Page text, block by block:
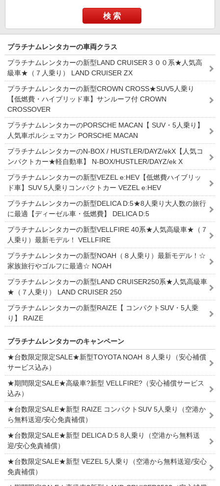
検 索
プラチナムレンタカーの車両クラス
プラチナムレンタカーの新型LAND CRUISER３００系★人気高
級車★（７人乗り） LAND CRUISER ZX
プラチナムレンタカーの新型CROWN CROSS★SUV5人乗り
【低燃費・ハイブリッド車】サンルーフ付 CROWN
CROSSOVER
プラチナムレンタカーのPORSCHE MACAN【 SUV・5人乗り】
人気車ポルシェマカン PORSCHE MACAN
プラチナムレンタカーのN-BOX / HUSTLER/DAYZ/ekX【人気コ
ンパクトカー★軽自動車】 N-BOX/HUSTLER/DAYZ/ek X
プラチナムレンタカーの新型VEZEL e:HEV【低燃費ハイブリッ
ド車】SUV 5人乗りコンパクトカー VEZEL e:HEV
プラチナムレンタカーの新型DELICA D:5★8人乗り大人数の旅行
に最適【ディーゼル車・低燃費】 DELICA D:5
プラチナムレンタカーの新型VELLFIRE 40系★人気高級車★（７
人乗り）最新モデル！ VELLFIRE
プラチナムレンタカーの新型NOAH（８人乗り）最新モデル！☆
家族旅行やゴルフに最適☆ NOAH
プラチナムレンタカーの新型LAND CRUISER250系★人気高級車
★（７人乗り） LAND CRUISER 250
プラチナムレンタカーの新型RAIZE【 コンパクトSUV・5人乗
り】 RAIZE
プラチナムレンタカーのキャンペーン
★台数限定限定SALE★新型TOYOTA NOAH ８人乗り（安心補償
サービス込み）
★期間限定SALE★高級車?新型 VELLFIRE?（安心補償サービス
込み）
★台数限定SALE★新型 RAIZE コンパクトSUV 5人乗り（空港か
ら無料送迎/安心免責補償）
★台数限定SALE★新型 DELICA D:5 8人乗り（空港から無料送
迎/安心免責補償）
★台数限定SALE★新型 VEZEL 5人乗り（空港から無料送迎/安心
免責補償）